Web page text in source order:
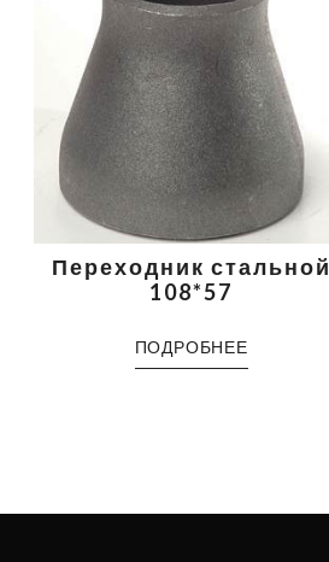
Переходник стальной
108*57
ПОДРОБНЕЕ